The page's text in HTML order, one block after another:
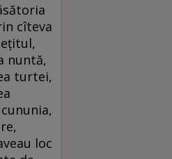
cîteva
nuntă,
turtei,
loc